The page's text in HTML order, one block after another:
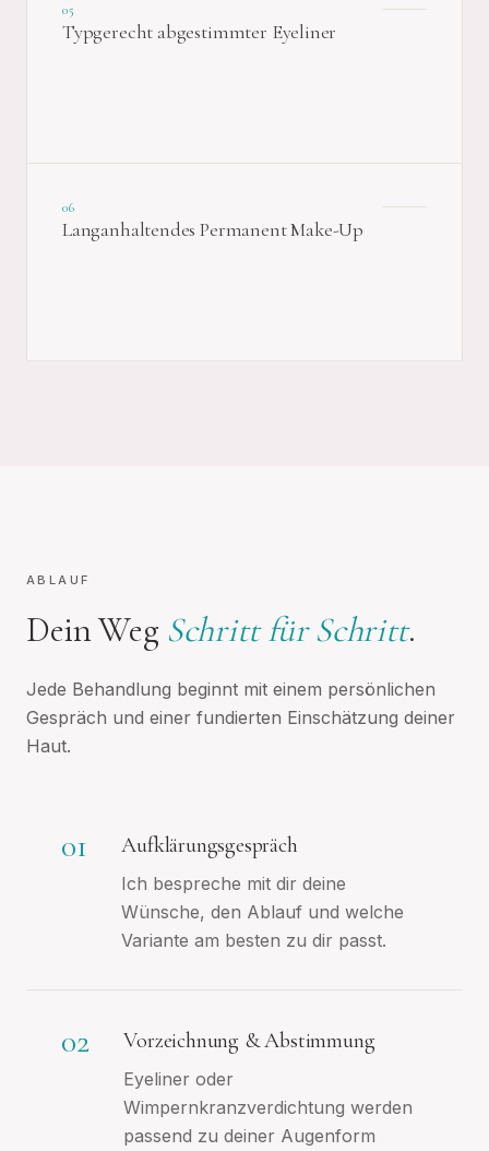
05
Typgerecht abgestimmter Eyeliner
06
Langanhaltendes Permanent Make-Up
ABLAUF
Dein Weg Schritt für Schritt.
Jede Behandlung beginnt mit einem persönlichen
Gespräch und einer fundierten Einschätzung deiner
Haut.
01 Aufklärungsgespräch
Ich bespreche mit dir deine
Wünsche, den Ablauf und welche
Variante am besten zu dir passt.
02 Vorzeichnung & Abstimmung
Eyeliner oder
Wimpernkranzverdichtung werden
passend zu deiner Augenform